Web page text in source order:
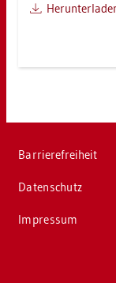
Bar­rie­re­frei­heit
Da­ten­schutz
Im­pres­sum